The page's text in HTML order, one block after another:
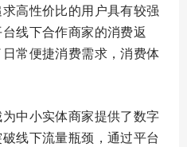
高性价比的用户具有较强
线下合作商家的消费返
常便捷消费需求，消费体
中小实体商家提供了数字
线下流量瓶颈，通过平台